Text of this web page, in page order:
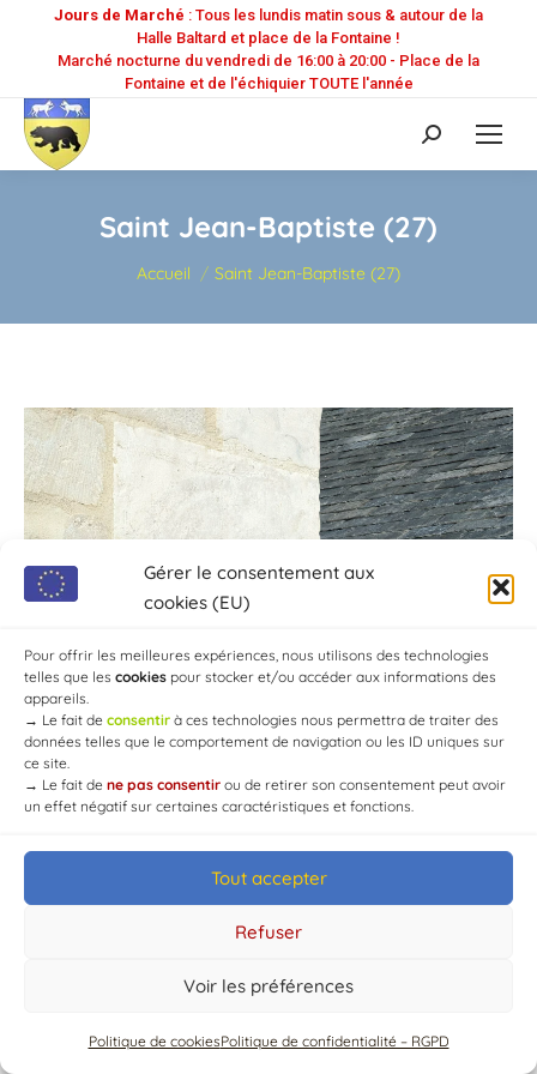
Gérer le consentement aux
cookies (EU)
Pour offrir les meilleures expériences, nous utilisons des technologies
telles que les cookies pour stocker et/ou accéder aux informations des
appareils.
→ Le fait de consentir à ces technologies nous permettra de traiter des
données telles que le comportement de navigation ou les ID uniques sur
ce site.
→ Le fait de ne pas consentir ou de retirer son consentement peut avoir
un effet négatif sur certaines caractéristiques et fonctions.
Tout accepter
Refuser
Voir les préférences
Politique de cookiesPolitique de confidentialité – RGPD
Jours de Marché : Tous les lundis matin sous & autour de la
Halle Baltard et place de la Fontaine !
Marché nocturne du vendredi de 16:00 à 20:00 - Place de la
Fontaine et de l'échiquier TOUTE l'année
Recherche
:
Saint Jean-Baptiste (27)
Vous êtes ici :
Accueil Saint Jean-Baptiste (27)
© Mairie de Chaource [2004-2024] | Tous droits réservés.